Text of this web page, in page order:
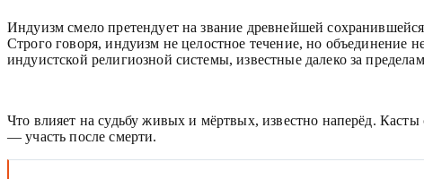
Индуизм смело претендует на звание древнейшей
Строго говоря, индуизм не целостное течение, но
индуистской религиозной системы, известные далеко за
Что влияет на судьбу живых и мёртвых, известно наперёд.
— участь после смерти.